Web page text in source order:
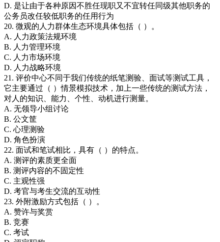
D. 是让由于各种原因不胜任现职又不宜转任同级其他职务的
公务员改任较低职务的任用行为
20. 微观的人力群体生态环境具体包括（ ）。
A. 人力政策法规环境
B. 人力管理环境
C. 人力市场环境
D. 人力战略环境
21. 评价中心不同于我们传统的纸笔测验、面试等测试工具，
它主要通过（ ）情景模拟技术，加上一些传统的测试方法，
对人的知识、能力、个性、动机进行测量。
A. 无领导小组讨论
B. 公文筐
C. 心理测验
D. 角色扮演
22. 面试和笔试相比，具有（ ）的特点。
A. 测评的素质更全面
B. 测评内容的不固定性
C. 主观性强
D. 考官与考生交流的互动性
23. 外附激励方式包括（ ）。
A. 赞许与奖赏
B. 竞赛
C. 考试